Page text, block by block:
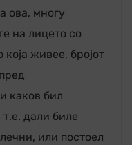
ова, многу
на лицето со
која живее, бројот
каков бил
т.е. дали биле
или постоел